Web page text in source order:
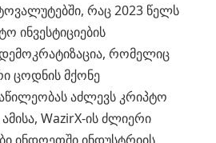
რაც 2023 წელს
ინვესტიციების
რომელიც
ცოდნის მქონე
აძლევს კრიპტო
WazirX-ის ძლიერი